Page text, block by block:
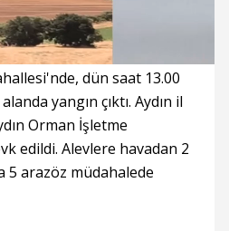
Yüklendi:
0%
Yükleniyor:
0%
dün saat 13.00
yangın çıktı. Aydın il
Orman İşletme
edildi. Alevlere havadan 2
5 arazöz müdahalede